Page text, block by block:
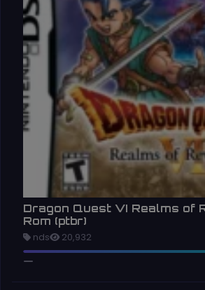
Dragon Quest VI Realms of
Rom (ptbr)
nds 20,932